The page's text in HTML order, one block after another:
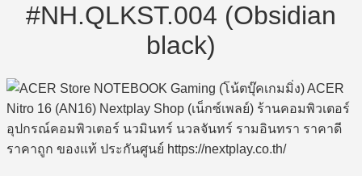
#NH.QLKST.004 (Obsidian
black)